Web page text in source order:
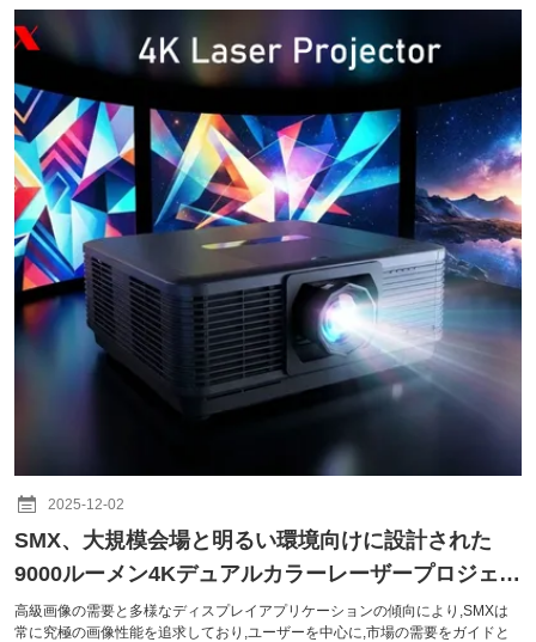
2025-12-02
SMX、大規模会場と明るい環境向けに設計された
9000ルーメン4Kデュアルカラーレーザープロジェク
ターを発表
高級画像の需要と多様なディスプレイアプリケーションの傾向により,SMXは
常に究極の画像性能を追求しており,ユーザーを中心に,市場の需要をガイドと